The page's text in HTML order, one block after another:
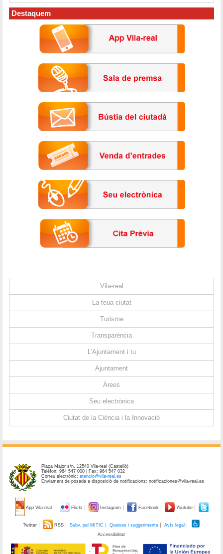
Destaquem
Vila-real
La teua ciutat
Turisme
Transparència
L'Ajuntament i tu
Ajuntament
Àrees
Seu electrònica
Ciutat de la Ciència i la Innovació
Plaça Major s/n. 12540 Vila-real (Castelló)
Telèfon: 964 547 000 | Fax: 964 547 032
Correu electrònic:atencio@vila-real.es
Enviament de posada a disposició de notificacions: notificaciones@vila-real.es
App Vila-real Flickr Instagram Facebook Youtube
Twitter RSS Subv. pel MITIC Queixes i suggeriments
Avís legal
Accessibilitat